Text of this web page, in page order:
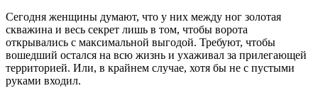
Сегодня женщины думают, что у них между ног золотая
скважина и весь секрет лишь в том, чтобы ворота
открывались с максимальной выгодой. Требуют, чтобы
вошедший остался на всю жизнь и ухаживал за прилегающей
территорией. Или, в крайнем случае, хотя бы не с пустыми
руками входил.